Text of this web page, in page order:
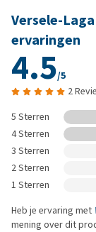
Versele-
ervaringen
4.5/5
2
5 Sterren
4 Sterren
3 Sterren
2 Sterren
1 Sterren
Heb je ervaring met
mening over dit